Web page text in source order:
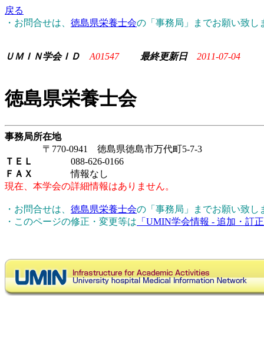
戻る
・お問合せは、 徳島県栄養士会の「事務局」までお願い致し
ＵＭＩＮ学会ＩＤ A01547 最終更新日 2011-07-04
徳島県栄養士会
事務局所在地
〒770-0941 徳島県徳島市万代町5-7-3
ＴＥＬ
088-626-0166
ＦＡＸ
情報なし
現在、本学会の詳細情報はありません。
・お問合せは、 徳島県栄養士会の「事務局」までお願い致し
・このページの修正・変更等は 「UMIN学会情報 - 追加・訂